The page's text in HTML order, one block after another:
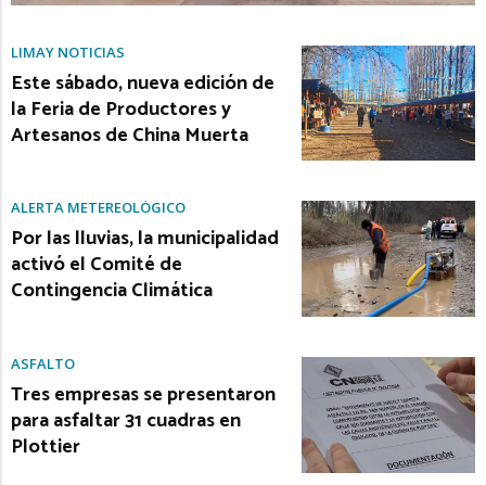
LIMAY NOTICIAS
Este sábado, nueva edición de
la Feria de Productores y
Artesanos de China Muerta
ALERTA METEREOLÓGICO
Por las lluvias, la municipalidad
activó el Comité de
Contingencia Climática
ASFALTO
Tres empresas se presentaron
para asfaltar 31 cuadras en
Plottier